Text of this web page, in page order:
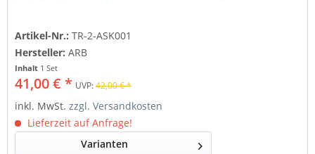
Artikel-Nr.:TR-2-ASK001
Hersteller:ARB
Inhalt 1 Set
41,00 € * UVP:42,00 € *
inkl. MwSt.zzgl. Versandkosten
Lieferzeit auf Anfrage!
Varianten